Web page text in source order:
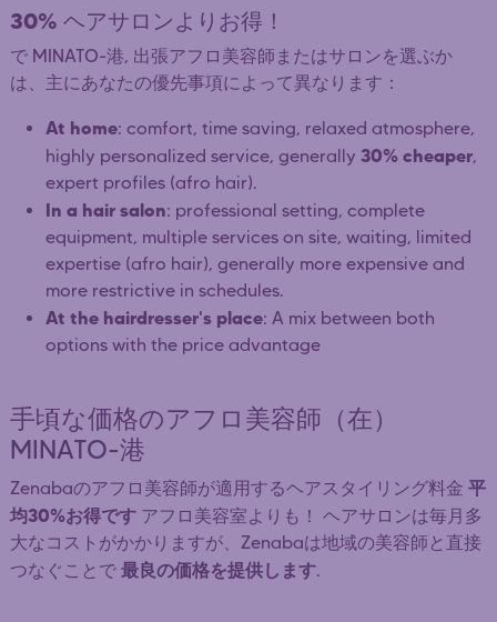
30% ヘアサロンよりお得！
で MINATO-港, 出張アフロ美容師またはサロンを選ぶか
は、主にあなたの優先事項によって異なります：
At home: comfort, time saving, relaxed atmosphere,
highly personalized service, generally 30% cheaper,
expert profiles (afro hair).
In a hair salon: professional setting, complete
equipment, multiple services on site, waiting, limited
expertise (afro hair), generally more expensive and
more restrictive in schedules.
At the hairdresser's place: A mix between both
options with the price advantage
手頃な価格のアフロ美容師（在）
MINATO-港
Zenabaのアフロ美容師が適用するヘアスタイリング料金 平
均30%お得です アフロ美容室よりも！ ヘアサロンは毎月多
大なコストがかかりますが、Zenabaは地域の美容師と直接
つなぐことで 最良の価格を提供します.